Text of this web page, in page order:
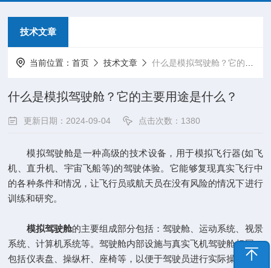
技术文章
当前位置：首页 技术文章 什么是模拟驾驶舱？它的主要用途是什么？
什么是模拟驾驶舱？它的主要用途是什么？
更新日期：2024-09-04 点击次数：1380
模拟驾驶舱是一种高级的技术设备，用于模拟飞行器(如飞
机、直升机、宇宙飞船等)的驾驶体验。它能够复现真实飞行中
的各种条件和情况，让飞行员或航天员在没有风险的情况下进行
训练和研究。
模拟驾驶舱的主要组成部分包括：驾驶舱、运动系统、视景
系统、计算机系统等。驾驶舱内部设施与真实飞机驾驶舱相同，
包括仪表盘、操纵杆、座椅等，以便于驾驶员进行实际操作。运